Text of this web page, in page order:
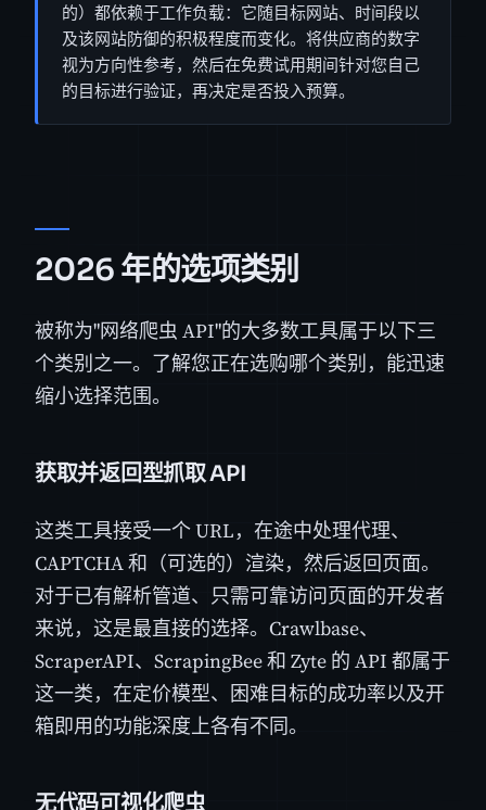
的）都依赖于工作负载：它随目标网站、时间段以
及该网站防御的积极程度而变化。将供应商的数字
视为方向性参考，然后在免费试用期间针对您自己
的目标进行验证，再决定是否投入预算。
2026 年的选项类别
被称为"网络爬虫 API"的大多数工具属于以下三
个类别之一。了解您正在选购哪个类别，能迅速
缩小选择范围。
获取并返回型抓取 API
这类工具接受一个 URL，在途中处理代理、
CAPTCHA 和（可选的）渲染，然后返回页面。
对于已有解析管道、只需可靠访问页面的开发者
来说，这是最直接的选择。Crawlbase、
ScraperAPI、ScrapingBee 和 Zyte 的 API 都属于
这一类，在定价模型、困难目标的成功率以及开
箱即用的功能深度上各有不同。
无代码可视化爬虫